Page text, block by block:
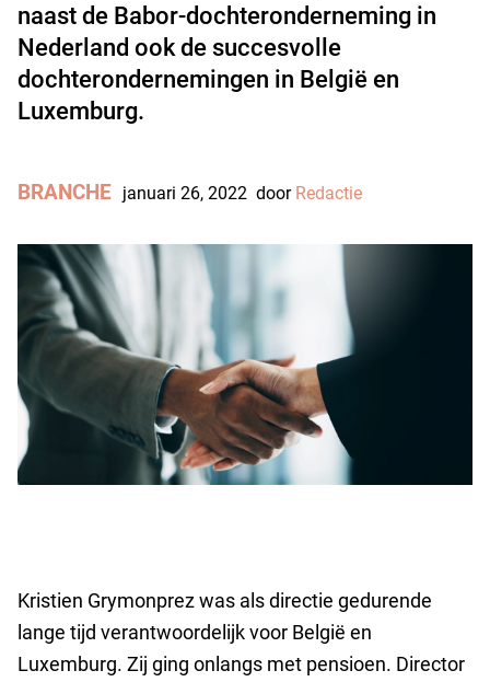
naast de Babor-dochteronderneming in
Nederland ook de succesvolle
dochterondernemingen in België en
Luxemburg.
BRANCHE januari 26, 2022 door Redactie
Kristien Grymonprez was als directie gedurende
lange tijd verantwoordelijk voor België en
Luxemburg. Zij ging onlangs met pensioen. Director